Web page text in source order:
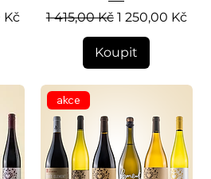
cena
Kč
Běžná cena
1 415,00 Kč Zvýhodněná
1 250,00 Kč
Koupit
akce